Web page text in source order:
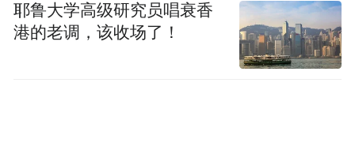
耶鲁大学高级研究员唱衰香
港的老调，该收场了！